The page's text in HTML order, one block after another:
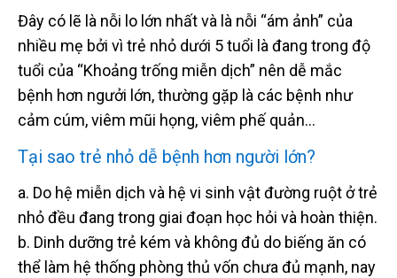
Đây có lẽ là nỗi lo lớn nhất và là nỗi “ám ảnh” của
nhiều mẹ bởi vì trẻ nhỏ dưới 5 tuổi là đang trong độ
tuổi của “Khoảng trống miễn dịch” nên dễ mắc
bệnh hơn ngưởi lớn, thường gặp là các bệnh như
cảm cúm, viêm mũi họng, viêm phế quản…
Tại sao trẻ nhỏ dễ bệnh hơn người lớn?
a. Do hệ miễn dịch và hệ vi sinh vật đường ruột ở trẻ
nhỏ đều đang trong giai đoạn học hỏi và hoàn thiện.
b. Dinh dưỡng trẻ kém và không đủ do biếng ăn có
thể làm hệ thống phòng thủ vốn chưa đủ mạnh, nay